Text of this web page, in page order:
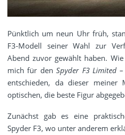
Pünktlich um neun Uhr früh,
F3-Modell seiner Wahl zur
Abend zuvor gewählt haben.
mich für denSpyder F3 Limited
entschieden, da dieser meiner
optischen, die beste Figur
Zunächst gab es eine
Spyder F3, wo unter anderem